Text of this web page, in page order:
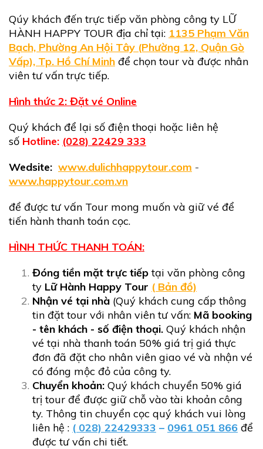
Qúy khách đến trực tiếp văn phòng công ty LỮ
HÀNH HAPPY TOUR địa chỉ tại: 1135 Phạm Văn
Bạch, Phường An Hội Tây (Phường 12, Quận Gò
Vấp), Tp. Hồ Chí Minh để chọn tour và được nhân
viên tư vấn trực tiếp.
Hình thức 2: Đặt vé Online
Quý khách để lại số điện thoại hoặc liên hệ
số Hotline: (028) 22429 333
Wedsite: www.dulichhappytour.com -
www.happytour.com.vn
để được tư vấn Tour mong muốn và giữ vé để
tiến hành thanh toán cọc.
HÌNH THỨC THANH TOÁN:
Đóng tiền mặt trực tiếptại văn phòng công
ty Lữ Hành Happy Tour ( Bản đồ)
Nhận vé tại nhà (Quý khách cung cấp thông
tin đặt tour với nhân viên tư vấn: Mã booking
- tên khách - số điện thoại. Quý khách nhận
vé tại nhà thanh toán 50% giá trị giá thực
đơn đã đặt cho nhân viên giao vé và nhận vé
có đóng mộc đỏ của công ty.
Chuyển khoản: Quý khách chuyển 50% giá
trị tour để được giữ chỗ vào tài khoản công
ty. Thông tin chuyển cọc quý khách vui lòng
liên hệ : ( 028) 22429333 – 0961 051 866 để
được tư vấn chi tiết.